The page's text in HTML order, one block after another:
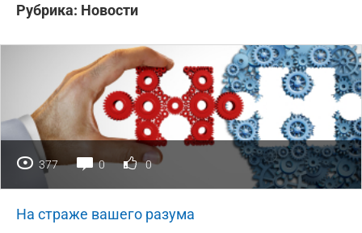
Рубрика: Новости
377 0 0
На страже вашего разума